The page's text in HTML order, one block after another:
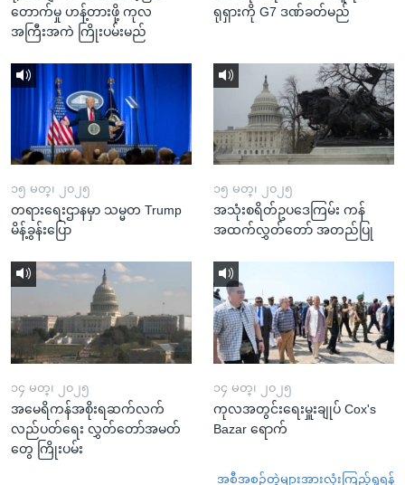
တောက်မှု ဟန့်တားဖို့ ကုလ
အကြီးအကဲ ကြိုးပမ်းမည်
ရုရှားကို G7 ဒဏ်ခတ်မည်
၁၅ မတ္၊ ၂၀၂၅
တရားရေးဌာနမှာ သမ္မတ Trump
မိန့်ခွန်းပြော
၁၅ မတ္၊ ၂၀၂၅
အသုံးစရိတ်ဥပဒေကြမ်း ကန်
အထက်လွှတ်တော် အတည်ပြု
၁၄ မတ္၊ ၂၀၂၅
အမေရိကန်အစိုးရဆက်လက်
လည်ပတ်ရေး လွှတ်တော်အမတ်
တွေ ကြိုးပမ်း
၁၄ မတ္၊ ၂၀၂၅
ကုလအတွင်းရေးမှူးချုပ် Cox's
Bazar ရောက်
အစီအစဉ်တွဲများအားလုံးကြည့်ရှုရန်